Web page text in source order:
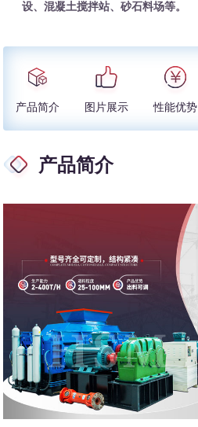
设、混凝土搅拌站、砂石料场等。
产品简介 图片展示 性能优势
产品简介